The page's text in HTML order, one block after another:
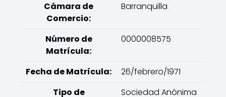
Cámara de
Comercio:
Barranquilla
Número de
Matrícula:
0000008575
Fecha de Matrícula:
26/febrero/1971
Tipo de
Sociedad Anónima